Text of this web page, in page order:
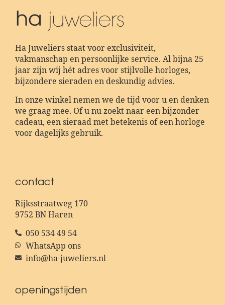
Ha Juweliers staat voor exclusiviteit,
vakmanschap en persoonlijke service. Al bijna 25
jaar zijn wij hét adres voor stijlvolle horloges,
bijzondere sieraden en deskundig advies.
In onze winkel nemen we de tijd voor u en denken
we graag mee. Of u nu zoekt naar een bijzonder
cadeau, een sieraad met betekenis of een horloge
voor dagelijks gebruik.
contact
Rijksstraatweg 170
9752 BN Haren
050 534 49 54
WhatsApp ons
info@ha-juweliers.nl
openingstijden